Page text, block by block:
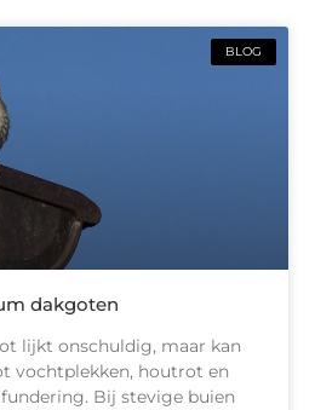
BLOG
dakgoten
lijkt onschuldig, maar kan
vochtplekken, houtrot en
Bij stevige buien